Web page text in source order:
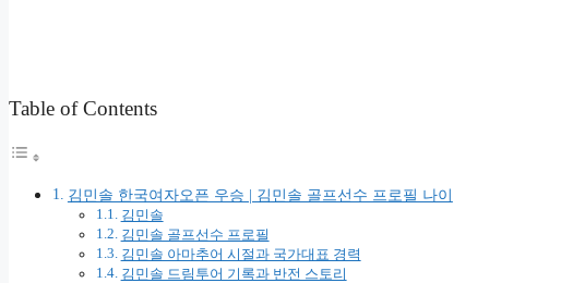
Table of Contents
김민솔 한국여자오픈 우승 | 김민솔 골프선수 프로필 나이
김민솔
김민솔 골프선수 프로필
김민솔 아마추어 시절과 국가대표 경력
김민솔 드림투어 기록과 반전 스토리